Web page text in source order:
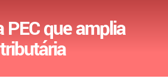
PEC que amplia